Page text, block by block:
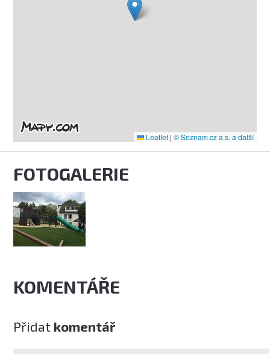
Leaflet | © Seznam.cz a.s. a další
FOTOGALERIE
KOMENTÁŘE
Přidat komentář